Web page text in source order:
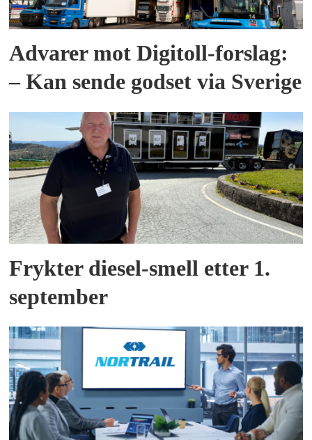
Advarer mot Digitoll-forslag:
– Kan sende godset via Sverige
Frykter diesel-smell etter 1.
september